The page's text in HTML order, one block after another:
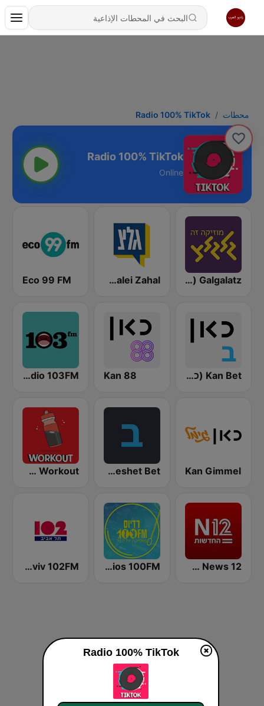
محطات Radio 100% TikTok
Radio 100% TikTok
Online
Galgalatz (גלגלצ רדיו) Galei Zahal (גלי צה"ל) Eco 99 FM
Kan Bet (כאן ב' / רשת ב') Kan 88
Radio 103FM
Kan Gimmel
Kol Israel Reshet Bet
Radio 100% Workout
Radio 100% News 12 Radios 100FM (רדיוס) Radio Tel Aviv 102FM (רדיו תל אביב)
Radio 100% TikTok